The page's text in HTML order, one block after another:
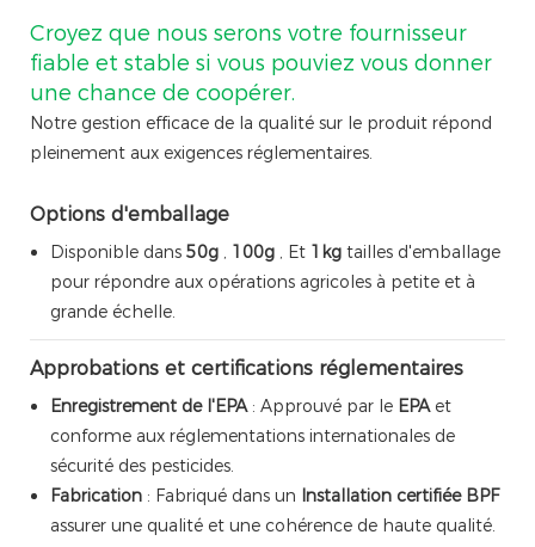
Croyez que nous serons votre fournisseur
fiable et stable si vous pouviez vous donner
une chance de coopérer.
Notre gestion efficace de la qualité sur le produit répond
pleinement aux exigences réglementaires.
Options d'emballage
Disponible dans 50g 100g , Et 1kg tailles d'emballage
pour répondre aux opérations agricoles à petite et à
grande échelle.
Approbations et certifications réglementaires
Enregistrement de l'EPA : Approuvé par le EPA et
conforme aux réglementations internationales de
sécurité des pesticides.
Fabrication : Fabriqué dans un Installation certifiée BPF
assurer une qualité et une cohérence de haute qualité.